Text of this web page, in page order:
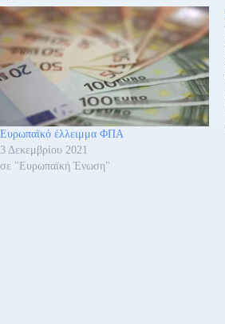
Ευρωπαϊκό έλλειμμα ΦΠΑ
3 Δεκεμβρίου 2021
σε "Ευρωπαϊκή Ένωση"